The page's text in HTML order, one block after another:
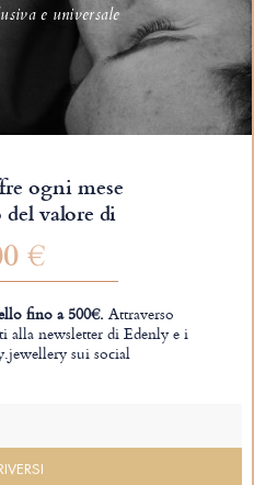
e universale
ogni mese
valore di
€
fino a 500€.Attraverso
alla newsletter di Edenly e i
sui social